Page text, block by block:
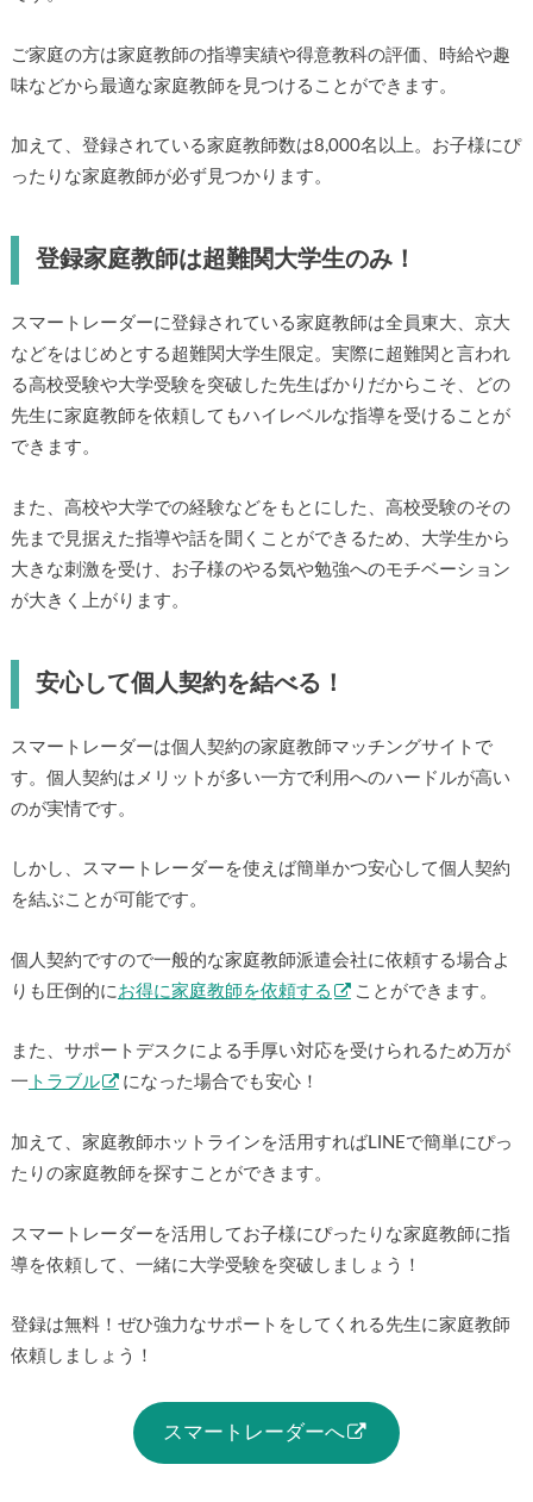
ご家庭の方は家庭教師の指導実績や得意教科の評価、時給や趣
味などから最適な家庭教師を見つけることができます。
加えて、登録されている家庭教師数は8,000名以上。お子様にぴ
ったりな家庭教師が必ず見つかります。
登録家庭教師は超難関大学生のみ！
スマートレーダーに登録されている家庭教師は全員東大、京大
などをはじめとする超難関大学生限定。実際に超難関と言われ
る高校受験や大学受験を突破した先生ばかりだからこそ、どの
先生に家庭教師を依頼してもハイレベルな指導を受けることが
できます。
また、高校や大学での経験などをもとにした、高校受験のその
先まで見据えた指導や話を聞くことができるため、大学生から
大きな刺激を受け、お子様のやる気や勉強へのモチベーション
が大きく上がります。
安心して個人契約を結べる！
スマートレーダーは個人契約の家庭教師マッチングサイトで
す。個人契約はメリットが多い一方で利用へのハードルが高い
のが実情です。
しかし、スマートレーダーを使えば簡単かつ安心して個人契約
を結ぶことが可能です。
個人契約ですので一般的な家庭教師派遣会社に依頼する場合よ
りも圧倒的に お得に家庭教師を依頼する ことができます。
また、サポートデスクによる手厚い対応を受けられるため万が
一 トラブル になった場合でも安心！
加えて、家庭教師ホットラインを活用すればLINEで簡単にぴっ
たりの家庭教師を探すことができます。
スマートレーダーを活用してお子様にぴったりな家庭教師に指
導を依頼して、一緒に大学受験を突破しましょう！
登録は無料！ぜひ強力なサポートをしてくれる先生に家庭教師
依頼しましょう！
スマートレーダーへ